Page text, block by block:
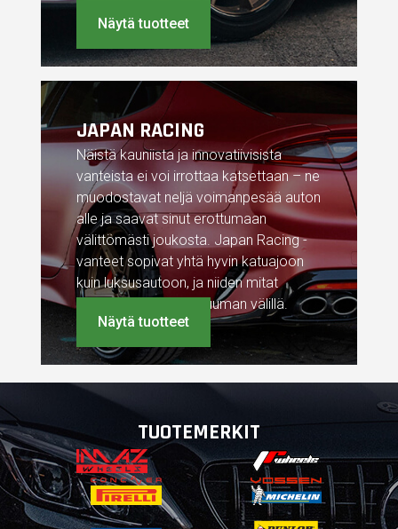
Näytä tuotteet
JAPAN RACING
Näistä kauniista ja innovatiivisista
vanteista ei voi irrottaa katsettaan – ne
muodostavat neljä voimanpesää auton
alle ja saavat sinut erottumaan
välittömästi joukosta. Japan Racing -
vanteet sopivat yhtä hyvin katuajoon
kuin luksusautoon, ja niiden mitat
vaihtelevat 15 ja 20 tuuman välillä.
Näytä tuotteet
TUOTEMERKIT